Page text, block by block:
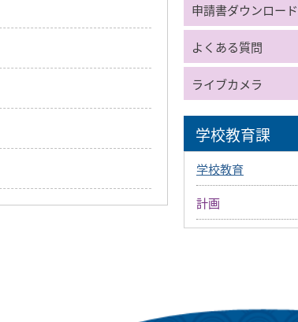
申請書ダウンロード
よくある質問
ライブカメラ
学校教育課
学校教育
計画